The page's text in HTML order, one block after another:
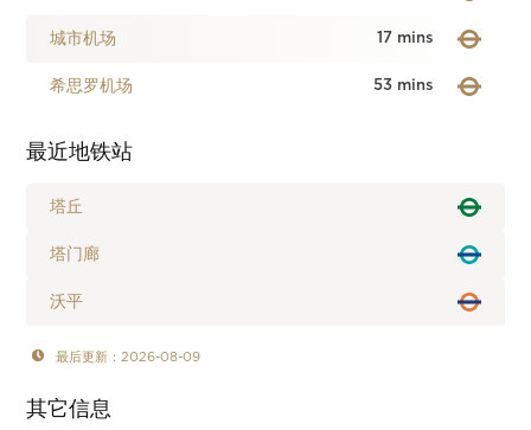
城市机场 17 mins
希思罗机场 53 mins
最近地铁站
塔丘
塔门廊
沃平
最后更新：2026-08-09
其它信息